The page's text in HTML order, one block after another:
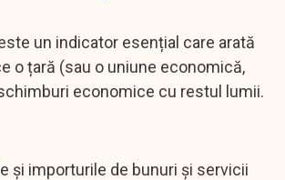
un indicator esențial care arată
o țară (sau o uniune economică,
economice cu restul lumii.
și importurile de bunuri și servicii